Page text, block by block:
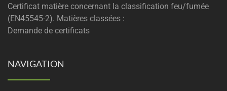
Certificat matière concernant la classification feu/fumée
(EN45545-2). Matières classées :
Demande de certificats
NAVIGATION